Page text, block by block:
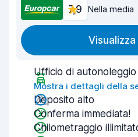
7,9 Nella media
Ufficio di autonoleggio
Mostra i dettagli della
Deposito alto
Conferma immediata!
Chilometraggio